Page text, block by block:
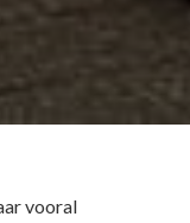
vooral